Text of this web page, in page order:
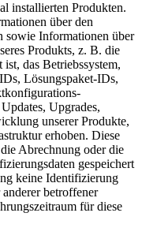
installierten Produkten.
über den
sowie Informationen über
Produkts, z. B. die
das Betriebssystem,
Lösungspaket-IDs,
Upgrades,
unserer Produkte,
erhoben. Diese
Abrechnung oder die
gespeichert
keine Identifizierung
betroffener
für diese